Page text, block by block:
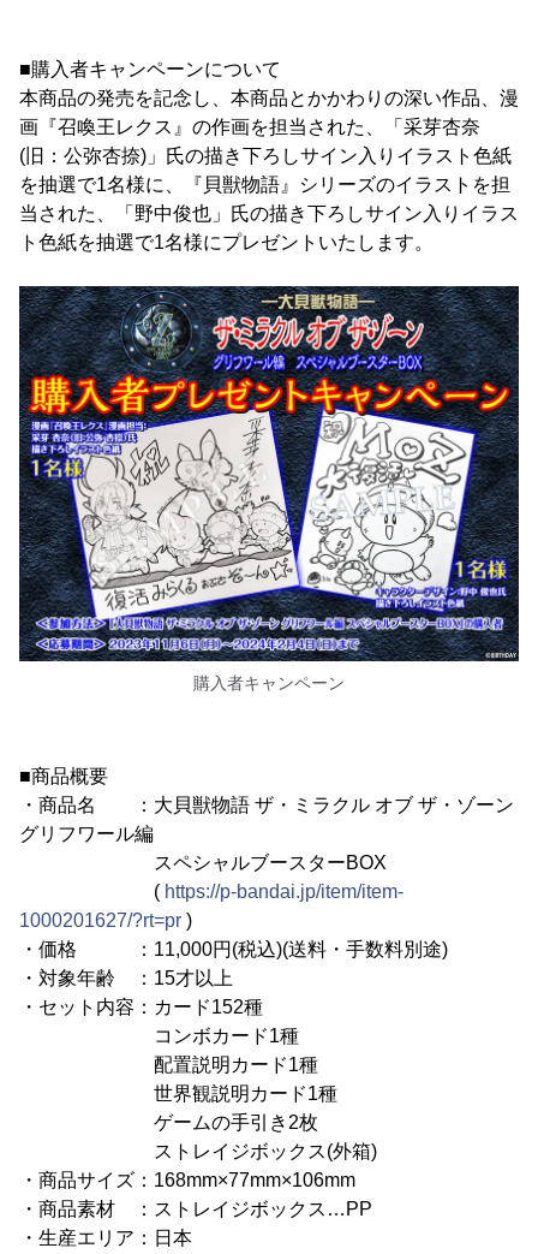
■購入者キャンペーンについて
本商品の発売を記念し、本商品とかかわりの深い作品、漫
画『召喚王レクス』の作画を担当された、「采芽杏奈
(旧：公弥杏捺)」氏の描き下ろしサイン入りイラスト色紙
を抽選で1名様に、『貝獣物語』シリーズのイラストを担
当された、「野中俊也」氏の描き下ろしサイン入りイラス
ト色紙を抽選で1名様にプレゼントいたします。
購入者キャンペーン
■商品概要
・商品名 ：大貝獣物語 ザ・ミラクル オブ ザ・ゾーン
グリフワール編
スペシャルブースターBOX
( https://p-bandai.jp/item/item-
1000201627/?rt=pr )
・価格 ：11,000円(税込)(送料・手数料別途)
・対象年齢 ：15才以上
・セット内容：カード152種
コンボカード1種
配置説明カード1種
世界観説明カード1種
ゲームの手引き2枚
ストレイジボックス(外箱)
・商品サイズ：168mm×77mm×106mm
・商品素材 ：ストレイジボックス…PP
・生産エリア：日本